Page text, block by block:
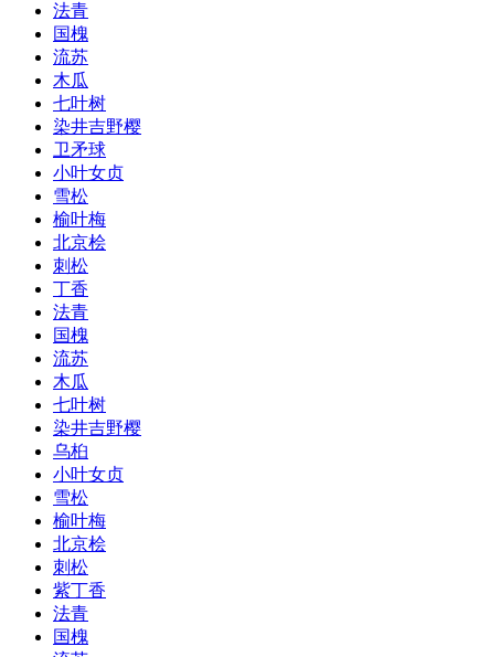
法青
国槐
流苏
木瓜
七叶树
染井吉野樱
卫矛球
小叶女贞
雪松
榆叶梅
北京桧
刺松
丁香
法青
国槐
流苏
木瓜
七叶树
染井吉野樱
乌桕
小叶女贞
雪松
榆叶梅
北京桧
刺松
紫丁香
法青
国槐